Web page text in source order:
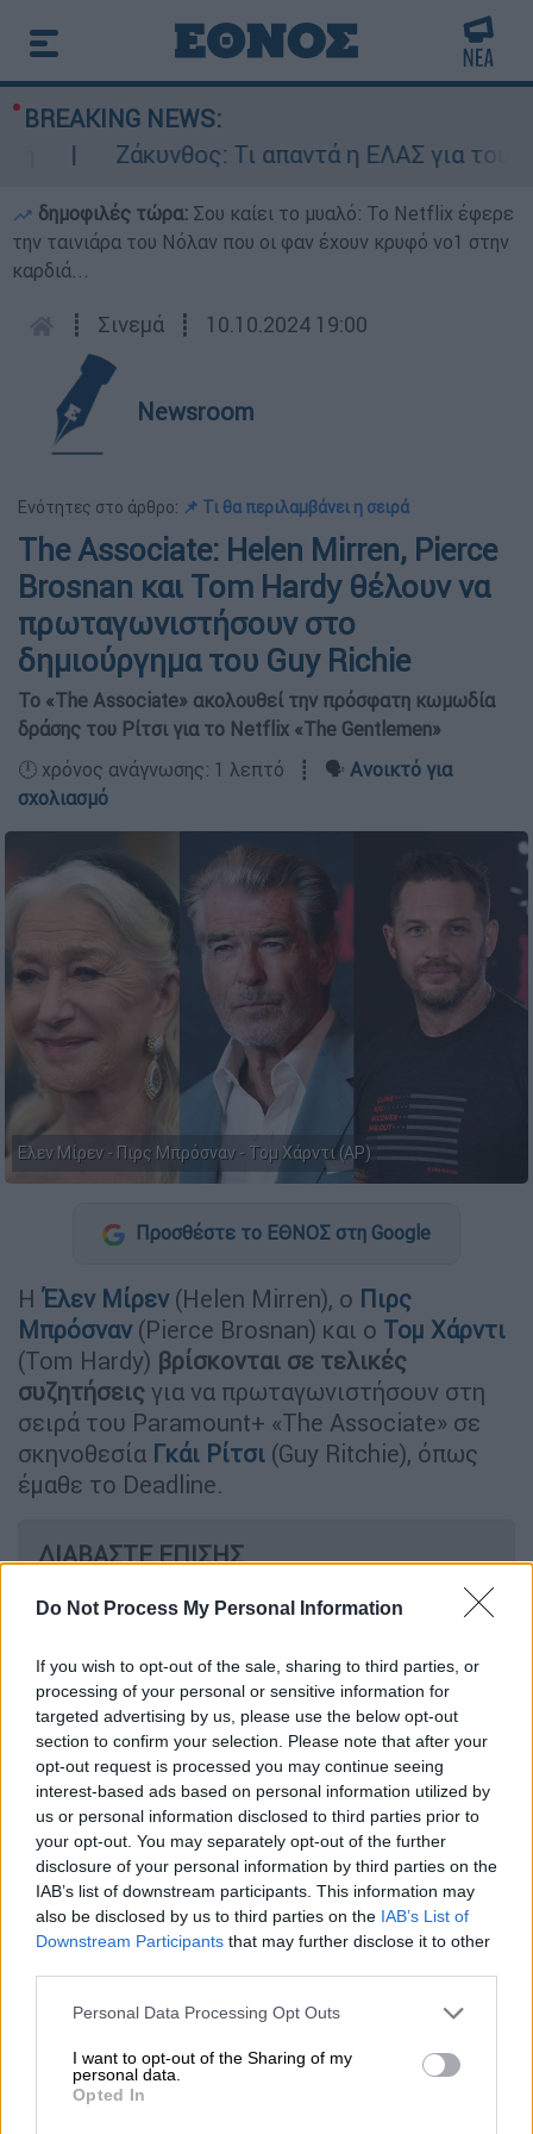
Do Not Process My Personal Information
If you wish to opt-out of the sale, sharing to third parties, or
processing of your personal or sensitive information for
targeted advertising by us, please use the below opt-out
section to confirm your selection. Please note that after your
opt-out request is processed you may continue seeing
interest-based ads based on personal information utilized by
us or personal information disclosed to third parties prior to
your opt-out. You may separately opt-out of the further
disclosure of your personal information by third parties on the
IAB’s list of downstream participants. This information may
also be disclosed by us to third parties on the IAB’s List of
Downstream Participants that may further disclose it to other
Please note that this website/app uses one or more Google
not limited to your visit or usage behaviour. You may click to
grant or deny consent to Google and its third-party tags to
use your data for below specified purposes in below Google
Personal Data Processing Opt Outs
I want to opt-out of the Sharing of my
personal data.
Opted In
BREAKING NEWS:
Ζάκυνθος: Τι απαντά η ΕΛΑΣ για τους 8
δημοφιλές τώρα: Σου καίει το μυαλό: Το Netflix έφερε
την ταινιάρα του Νόλαν που οι φαν έχουν κρυφό νο1 στην
καρδιά...
┋ Σινεμά ┋ 10.10.2024 19:00
Newsroom
Ενότητες στο άρθρο: 📌 Τι θα περιλαμβάνει η σειρά
The Associate: Helen Mirren, Pierce
Brosnan και Tom Hardy θέλουν να
πρωταγωνιστήσουν στο
δημιούργημα του Guy Richie
Το «The Associate» ακολουθεί την πρόσφατη κωμωδία
δράσης του Ρίτσι για το Netflix «The Gentlemen»
🕛 χρόνος ανάγνωσης: 1 λεπτό ┋ 🗣️ Ανοικτό για
σχολιασμό
Ελεν Μίρεν - Πιρς Μπρόσναν - Τομ Χάρντι (AP)
Προσθέστε το ΕΘΝΟΣ στη Google
H Έλεν Μίρεν(Helen Mirren), ο Πιρς
Μπρόσναν(Pierce Brosnan) και ο Τομ Χάρντι
(Tom Hardy) βρίσκονται σε τελικές
συζητήσεις για να πρωταγωνιστήσουν στη
σειρά του Paramount+ «The Associate» σε
σκηνοθεσία Γκάι Ρίτσι (Guy Ritchie), όπως
έμαθε το Deadline.
ΔΙΑΒΑΣΤΕ ΕΠΙΣΗΣ
Σινεμά |10.10.2024 16:10
«Ατίθασο Ρομπότ» και ένα animation
για Όσκαρ
Τι θα περιλαμβάνει η σειρά
«Με τους πιο ισχυρούς πελάτες στην
Ευρώπη», το σενάριο της σειράς «θα φέρει
τις οικογενειακές περιουσίες και τη φήμη
σε κάθε γωνιά. Και ενώ οι πρωταγωνιστές
είναι διάσημοι «μάνατζερ» στο Λονδίνο η
φύση της δουλειάς τους δε σηματοδοτεί